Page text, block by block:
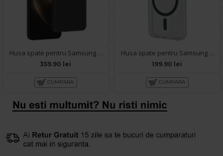
Husa spate pentru Samsung Galaxy S25 Keephone Kevilar Magsafe - Negru
359.90 lei
CUMPARA
Husa spate pentru Samsung Galaxy S25 Berlia Magsafe Series - Transparent
199.90 lei
CUMPARA